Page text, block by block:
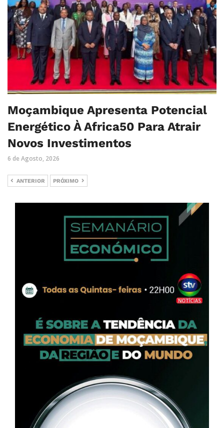
Moçambique Apresenta Potencial
Energético À Africa50 Para Atrair
Novos Investimentos
6 de Agosto, 2026
ANTERIOR PRÓXIMO